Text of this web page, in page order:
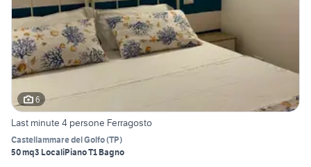
6
Last minute 4 persone Ferragosto
Castellammare del Golfo(TP)
50 mq3 LocaliPiano T1 Bagno